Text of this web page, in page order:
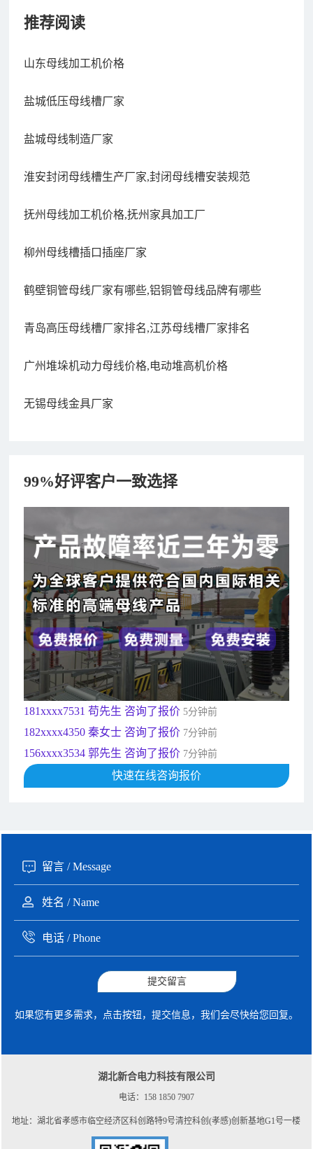
推荐阅读
山东母线加工机价格
盐城低压母线槽厂家
盐城母线制造厂家
淮安封闭母线槽生产厂家,封闭母线槽安装规范
抚州母线加工机价格,抚州家具加工厂
柳州母线槽插口插座厂家
鹤壁铜管母线厂家有哪些,铝铜管母线品牌有哪些
青岛高压母线槽厂家排名,江苏母线槽厂家排名
广州堆垛机动力母线价格,电动堆高机价格
无锡母线金具厂家
99%好评客户一致选择
182xxxx4350 秦女士 咨询了报价7分钟前
156xxxx3534 郭先生 咨询了报价7分钟前
192xxxx2920 周先生 咨询了报价10分钟前
189xxxx6562 王先生 咨询了报价1秒前
190xxxx3508 徐女士 咨询了报价5秒前
135xxxx6654 张先生 咨询了报价 1分钟前
181xxxx7531 苟先生 咨询了报价5分钟前
182xxxx4350 秦女士 咨询了报价 7分钟前
156xxxx3534 郭先生 咨询了报价 7分钟前
192xxxx2920 周先生 咨询了报价 10分钟前
189xxxx6562 王先生 咨询了报价1秒前
快速在线咨询报价
提交留言
如果您有更多需求，点击按钮，提交信息，我们会尽快给您回复。
湖北新合电力科技有限公司
电话：158 1850 7907
地址：湖北省孝感市临空经济区科创路特9号清控科创(孝感)创新基地G1号一楼